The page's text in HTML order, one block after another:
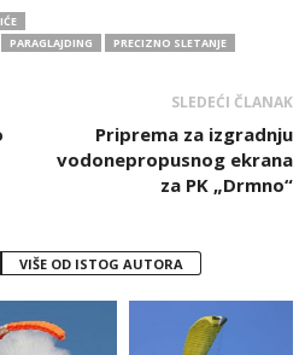
PARAGLAJDING PRECIZNO SLETANJE
SLEDEĆI ČLANAK
Priprema za izgradnju
vodonepropusnog ekrana
za PK „Drmno“
VIŠE OD ISTOG AUTORA